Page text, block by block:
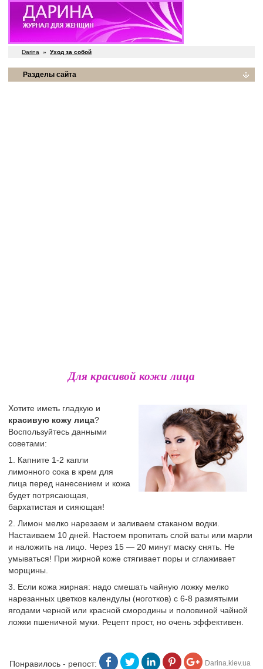
Darina » Уход за собой
Разделы сайта
Для красивой кожи лица
Хотите иметь гладкую и
красивую кожу лица?
Воспользуйтесь данными
советами:
1. Капните 1-2 капли
лимонного сока в крем для
лица перед нанесением и кожа
будет потрясающая,
бархатистая и сияющая!
2. Лимон мелко нарезаем и заливаем стаканом водки.
Настаиваем 10 дней. Настоем пропитать слой ваты или марли
и наложить на лицо. Через 15 — 20 минут маску снять. Не
умываться! При жирной коже стягивает поры и сглаживает
морщины.
3. Если кожа жирная: надо смешать чайную ложку мелко
нарезанных цветков календулы (ноготков) с 6-8 размятыми
ягодами черной или красной смородины и половиной чайной
ложки пшеничной муки. Рецепт прост, но очень эффективен.
Понравилось - репост: Darina.kiev.ua